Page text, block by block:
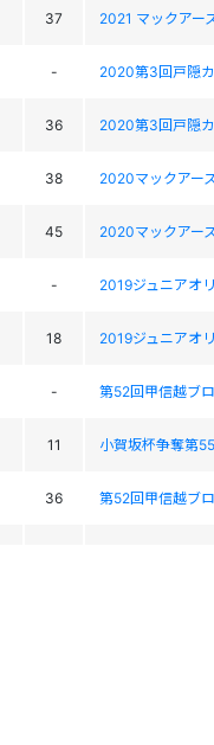
37 2021 マックアー
- 2020第3回戸隠
36 2020第3回戸隠
38 2020マックアー
45 2020マックアー
- 2019ジュニアオ
18 2019ジュニアオ
- 第52回甲信越ブ
11 小賀坂杯争奪第
36 第52回甲信越ブ